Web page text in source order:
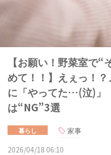
【お願い！野菜室で
めて！！】えぇっ！
に「やってた…(泣)」
は“NG”3選
暮らし
家事
2026/04/18 06:10